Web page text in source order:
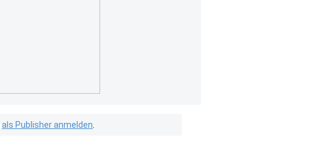
als Publisher anmelden